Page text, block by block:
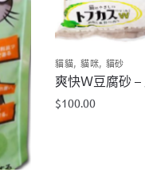
貓貓, 貓咪, 貓砂
爽快Ｗ豆腐砂
$100.00